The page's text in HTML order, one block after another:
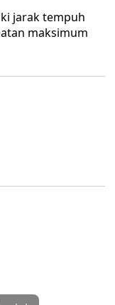
jarak tempuh
maksimum